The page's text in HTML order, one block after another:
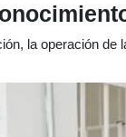
la operación de